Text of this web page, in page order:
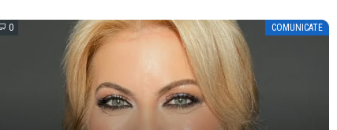
0 COMUNICATE